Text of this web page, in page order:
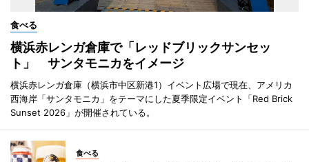
食べる
横浜赤レンガ倉庫で「レッドブリックサンセッ
ト」 サンタモニカをイメージ
横浜赤レンガ倉庫（横浜市中区新港1）イベント広場で現在、アメリカ
西海岸「サンタモニカ」をテーマにした夏季限定イベント「Red Brick
Sunset 2026」が開催されている。
食べる